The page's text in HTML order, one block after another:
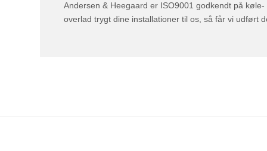
Andersen & Heegaard er ISO9001 godkendt på
overlad trygt dine installationer til os, så får vi udført